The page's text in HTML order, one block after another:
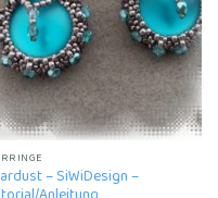
– SiWiDesign –